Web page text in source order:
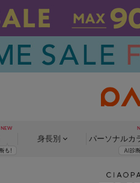
身長別 パーソナルカ